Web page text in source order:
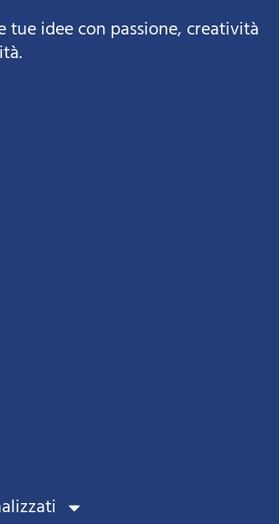
tue idee con passione, creatività